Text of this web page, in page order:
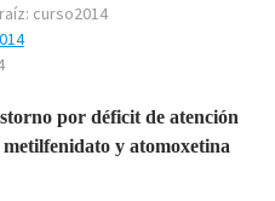
curso2014
por déficit de atención
y atomoxetina